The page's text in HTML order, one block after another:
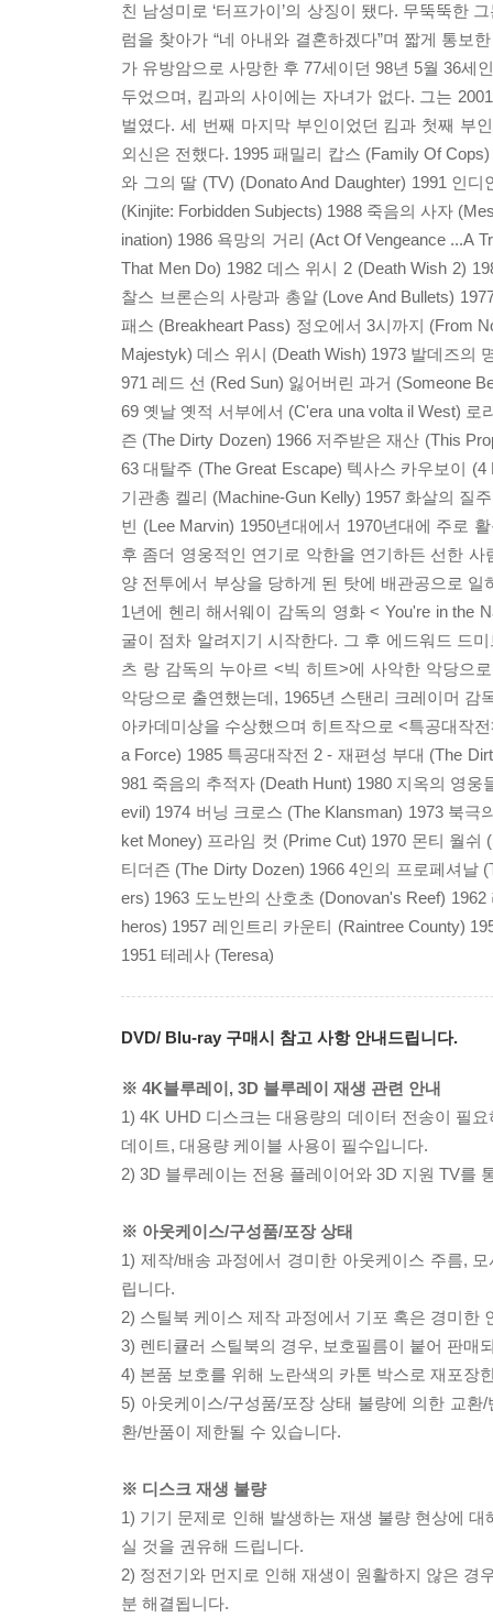
친 남성미로 ‘터프가이’의 상징이 됐다. 무뚝뚝한
럼을 찾아가 “네 아내와 결혼하겠다”며 짧게 통보
가 유방암으로 사망한 후 77세이던 98년 5월 36세
두었으며, 킴과의 사이에는 자녀가 없다. 그는
벌였다. 세 번째 마지막 부인이었던 킴과 첫째 부
외신은 전했다. 1995 패밀리 캅스 (Family Of
와 그의 딸 (TV) (Donato And Daughter) 1991 인
(Kinjite: Forbidden Subjects) 1988 죽음의 사자
ination) 1986 욕망의 거리 (Act Of Vengeance ...A
That Men Do) 1982 데스 위시 2 (Death Wish 2)
찰스 브론슨의 사랑과 총알 (Love And Bullets)
패스 (Breakheart Pass) 정오에서 3시까지 (From
Majestyk) 데스 위시 (Death Wish) 1973 발데즈의
971 레드 선 (Red Sun) 잃어버린 과거 (Someone
69 옛날 옛적 서부에서 (C'era una volta il West) 로
즌 (The Dirty Dozen) 1966 저주받은 재산 (This
63 대탈주 (The Great Escape) 텍사스 카우보이
기관총 켈리 (Machine-Gun Kelly) 1957 화살의 질
빈 (Lee Marvin) 1950년대에서 1970년대에 주로
후 좀더 영웅적인 연기로 악한을 연기하든 선한
양 전투에서 부상을 당하게 된 탓에 배관공으로
1년에 헨리 해서웨이 감독의 영화 < You're in the
굴이 점차 알려지기 시작한다. 그 후 에드워드 드
츠 랑 감독의 누아르 <빅 히트>에 사악한 악당으
악당으로 출연했는데, 1965년 스탠리 크레이머
아카데미상을 수상했으며 히트작으로 <특공대작
a Force) 1985 특공대작전 2 - 재편성 부대 (The
981 죽음의 추적자 (Death Hunt) 1980 지옥의 영
evil) 1974 버닝 크로스 (The Klansman) 1973 북
ket Money) 프라임 컷 (Prime Cut) 1970 몬티 월쉬
티더즌 (The Dirty Dozen) 1966 4인의 프로페셔날
ers) 1963 도노반의 산호초 (Donovan's Reef)
heros) 1957 레인트리 카운티 (Raintree County)
1951 테레사 (Teresa)
DVD/ Blu-ray 구매시 참고 사항 안내드립니다.
※ 4K블루레이, 3D 블루레이 재생 관련 안내
1) 4K UHD 디스크는 대용량의 데이터 전송이 필
데이트, 대용량 케이블 사용이 필수입니다.
2) 3D 블루레이는 전용 플레이어와 3D 지원 TV를
※ 아웃케이스/구성품/포장 상태
1) 제작/배송 과정에서 경미한 아웃케이스 주름,
립니다.
2) 스틸북 케이스 제작 과정에서 기포 혹은 경미한
3) 렌티큘러 스틸북의 경우, 보호필름이 붙어 판매
4) 본품 보호를 위해 노란색의 카톤 박스로 재포장
5) 아웃케이스/구성품/포장 상태 불량에 의한 교
환/반품이 제한될 수 있습니다.
※ 디스크 재생 불량
1) 기기 문제로 인해 발생하는 재생 불량 현상에
실 것을 권유해 드립니다.
2) 정전기와 먼지로 인해 재생이 원활하지 않은 경
분 해결됩니다.